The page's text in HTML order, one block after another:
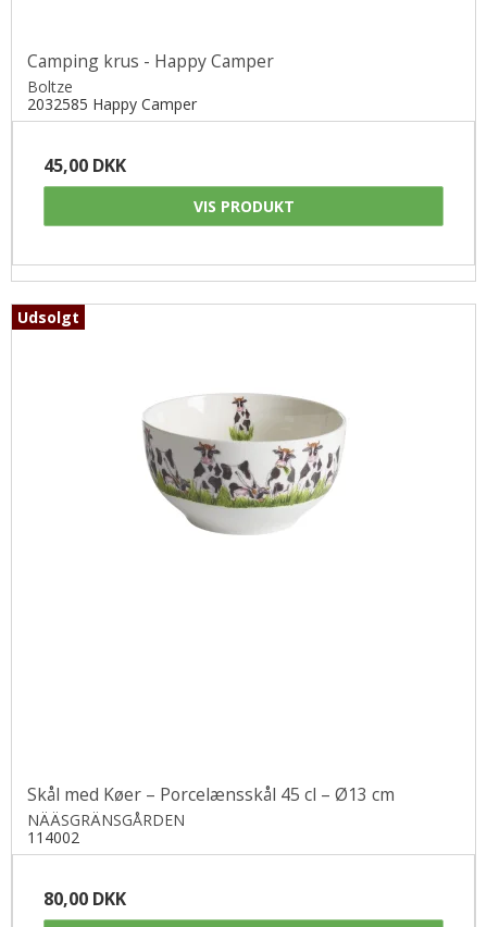
Camping krus - Happy Camper
Boltze
2032585 Happy Camper
45,00 DKK
VIS PRODUKT
Udsolgt
Skål med Køer – Porcelænsskål 45 cl – Ø13 cm
NÄÄSGRÄNSGÅRDEN
114002
80,00 DKK